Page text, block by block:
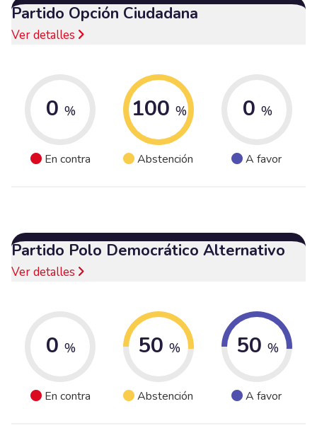
Partido Opción Ciudadana
Ver detalles
0 %
En contra
100 %
Abstención
0 %
A favor
Partido Polo Democrático Alternativo
Ver detalles
0 %
En contra
50 %
Abstención
50 %
A favor